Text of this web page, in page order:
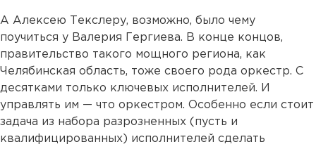
А Алексею Текслеру, возможно, было чему
поучиться у Валерия Гергиева. В конце концов,
правительство такого мощного региона, как
Челябинская область, тоже своего рода оркестр. С
десятками только ключевых исполнителей. И
управлять им — что оркестром. Особенно если стоит
задача из набора разрозненных (пусть и
квалифицированных) исполнителей сделать